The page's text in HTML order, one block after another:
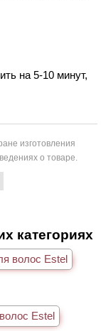
на 5-10 минут,
изготовления
о товаре.
категориях
волос Estel
Estel